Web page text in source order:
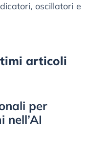
oscillatori e
articoli
per